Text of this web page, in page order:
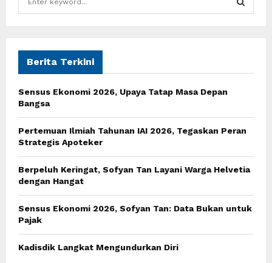
f
r
Berita Terkini
Sensus Ekonomi 2026, Upaya Tatap Masa Depan
Bangsa
Pertemuan Ilmiah Tahunan IAI 2026, Tegaskan Peran
Strategis Apoteker
Berpeluh Keringat, Sofyan Tan Layani Warga Helvetia
dengan Hangat
Sensus Ekonomi 2026, Sofyan Tan: Data Bukan untuk
Pajak
Kadisdik Langkat Mengundurkan Diri